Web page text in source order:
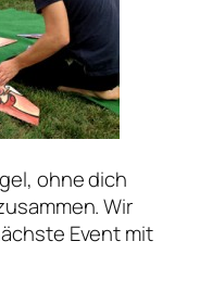
ohne dich
Wir
Event mit